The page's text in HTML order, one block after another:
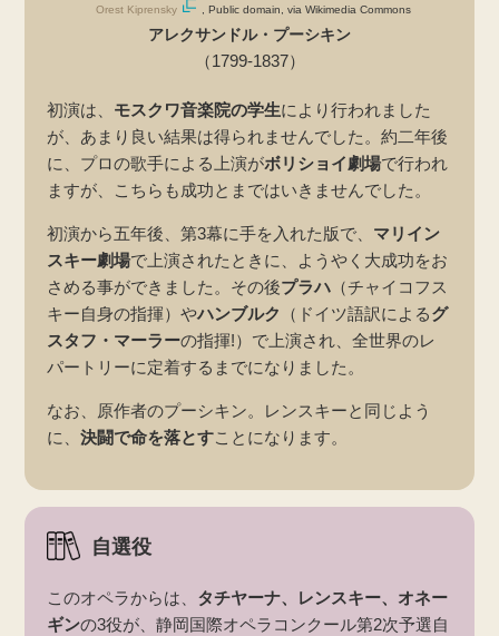
Orest Kiprensky , Public domain, via Wikimedia Commons
アレクサンドル・プーシキン
（1799-1837）
初演は、 モスクワ音楽院の学生により行われました
が、あまり良い結果は得られませんでした。約二年後
に、プロの歌手による上演がボリショイ劇場で行われ
ますが、こちらも成功とまではいきませんでした。
初演から五年後、第3幕に手を入れた版で、 マリイン
スキー劇場で上演されたときに、ようやく大成功をお
さめる事ができました。その後プラハ （チャイコフス
キー自身の指揮）やハンブルク （ドイツ語訳によるグ
スタフ・マーラーの指揮!）で上演され、全世界のレ
パートリーに定着するまでになりました。
なお、原作者のプーシキン。レンスキーと同じよう
に、決闘で命を落とすことになります。
自選役
このオペラからは、 タチヤーナ、レンスキー、オネー
ギンの3役が、静岡国際オペラコンクール第2次予選自